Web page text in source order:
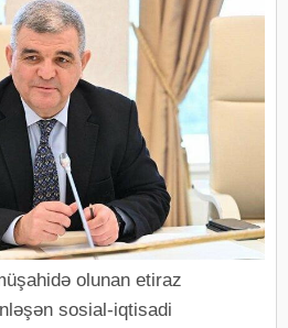
olunan etiraz
sosial-iqtisadi